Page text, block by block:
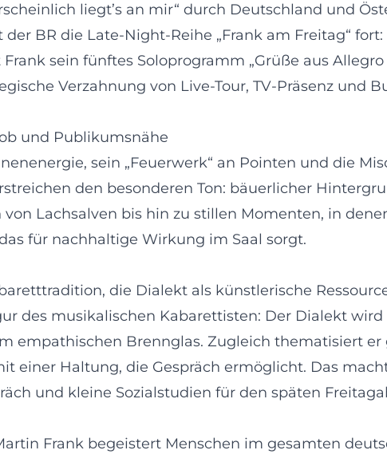
liegt’s an mir“ durch Deutschland und
BR die Late-Night-Reihe „Frank am Freitag“
sein fünftes Soloprogramm „Grüße aus
Verzahnung von Live-Tour, TV-Präsenz und
und Publikumsnähe
sein „Feuerwerk“ an Pointen und die
den besonderen Ton: bäuerlicher
Lachsalven bis hin zu stillen Momenten, in
für nachhaltige Wirkung im Saal sorgt.
die Dialekt als künstlerische
des musikalischen Kabarettisten: Der Dialekt
empathischen Brennglas. Zugleich thematisiert er
einer Haltung, die Gespräch ermöglicht. Das
und kleine Sozialstudien für den späten
Frank begeistert Menschen im gesamten